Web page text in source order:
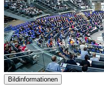
Bildinformationen